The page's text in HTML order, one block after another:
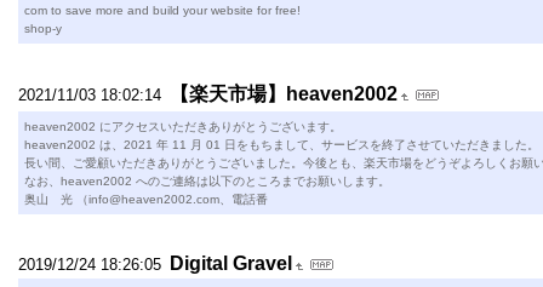
com to save more and build your website for free!
shop-y
2021/11/03 18:02:14 【楽天市場】heaven2002
heaven2002 にアクセスいただきありがとうございます。
heaven2002 は、2021 年 11 月 01 日をもちまして、サービスを終了させていただきました。
長い間、ご愛顧いただきありがとうございました。今後とも、楽天市場をどうぞよろしくお願
なお、heaven2002 へのご連絡は以下のところまでお願いします。
奥山 光 （info@heaven2002.com、電話番
2019/12/24 18:26:05 Digital Gravel